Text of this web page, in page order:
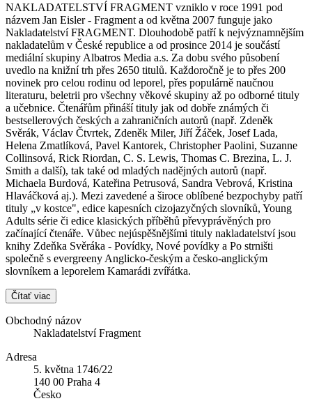
NAKLADATELSTVÍ FRAGMENT vzniklo v roce 1991 pod
názvem Jan Eisler - Fragment a od května 2007 funguje jako
Nakladatelství FRAGMENT. Dlouhodobě patří k nejvýznamnějším
nakladatelům v České republice a od prosince 2014 je součástí
mediální skupiny Albatros Media a.s. Za dobu svého působení
uvedlo na knižní trh přes 2650 titulů. Každoročně je to přes 200
novinek pro celou rodinu od leporel, přes populárně naučnou
literaturu, beletrii pro všechny věkové skupiny až po odborné tituly
a učebnice. Čtenářům přináší tituly jak od dobře známých či
bestsellerových českých a zahraničních autorů (např. Zdeněk
Svěrák, Václav Čtvrtek, Zdeněk Miler, Jiří Žáček, Josef Lada,
Helena Zmatlíková, Pavel Kantorek, Christopher Paolini, Suzanne
Collinsová, Rick Riordan, C. S. Lewis, Thomas C. Brezina, L. J.
Smith a další), tak také od mladých nadějných autorů (např.
Michaela Burdová, Kateřina Petrusová, Sandra Vebrová, Kristina
Hlaváčková aj.). Mezi zavedené a široce oblíbené bezpochyby patří
tituly „v kostce", edice kapesních cizojazyčných slovníků, Young
Adults série či edice klasických příběhů převyprávěných pro
začínající čtenáře. Vůbec nejúspěšnějšími tituly nakladatelství jsou
knihy Zdeňka Svěráka - Povídky, Nové povídky a Po strništi
společně s evergreeny Anglicko-českým a česko-anglickým
slovníkem a leporelem Kamarádi zvířátka.
Čítať viac
Obchodný názov
Nakladatelství Fragment
Adresa
5. května 1746/22
140 00 Praha 4
Česko